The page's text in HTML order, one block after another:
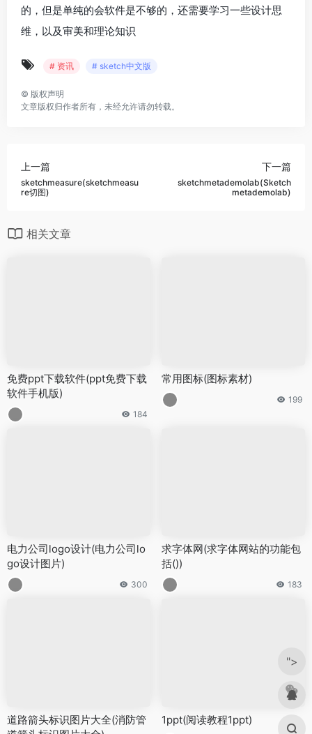
的，但是单纯的会软件是不够的，还需要学习一些设计思
维，以及审美和理论知识
# 资讯 # sketch中文版
© 版权声明
文章版权归作者所有，未经允许请勿转载。
上一篇
sketchmeasure(sketchmeasu
re切图)
下一篇
sketchmetademolab(Sketch
metademolab)
相关文章
免费ppt下载软件(ppt免费下载
软件手机版)
184
常用图标(图标素材)
199
电力公司logo设计(电力公司lo
go设计图片)
300
求字体网(求字体网站的功能包
括())
183
道路箭头标识图片大全(消防管
1ppt(阅读教程1ppt)
">